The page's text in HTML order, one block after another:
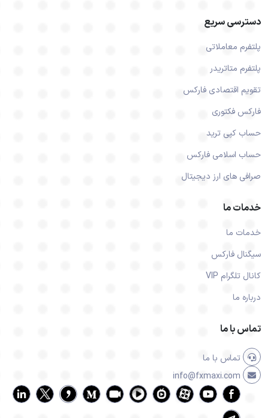
دسترسی سریع
پلتفرم معاملاتی
پلتفرم متاتریدر
تقویم اقتصادی فارکس
فارکس فکتوری
حساب کپی ترید
حساب اسلامی فارکس
صرافی های ارز دیجیتال
خدمات ما
خدمات ما
سیگنال فارکس
کانال تلگرام VIP
درباره ما
تماس با ما
تماس با ما